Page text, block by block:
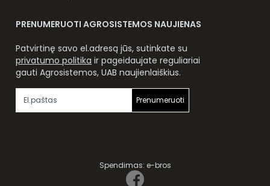
PRENUMERUOTI AGROSISTEMOS NAUJIENAS
Patvirtinę savo el.adresą jūs, sutinkate su
privatumo politika ir pageidaujate reguliariai
gauti Agrosistemos, UAB naujienlaiškius.
Prenumeruoti
Spendimas: e-bros